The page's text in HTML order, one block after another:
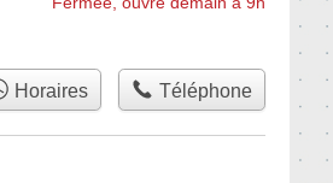
Horaires Téléphone